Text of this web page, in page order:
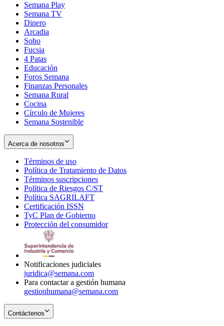
Semana Play
Semana TV
Dinero
Arcadia
Soho
in
new
window
Fucsia
in
new
window
4 Patas
Educación
Foros Semana
Finanzas Personales
Semana Rural
Cocina
Círculo de Mujeres
Semana Sostenible
Acerca de nosotros
Términos de uso
in
new
window
Política de Tratamiento de Datos
Términos suscripciones
in
Política de Riesgos C/ST
Política SAGRILAFT
new
window
Certificación ISSN
in
new
TyC Plan de Gobierno
in
Protección del consumidorOpens
Notificaciones judiciales
juridica@semana.com
Para contactar a gestión humana
gestionhumana@semana.com
Contáctenos